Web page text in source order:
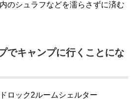
のシュラフなどを濡らさずに済む
でキャンプに行くことにな